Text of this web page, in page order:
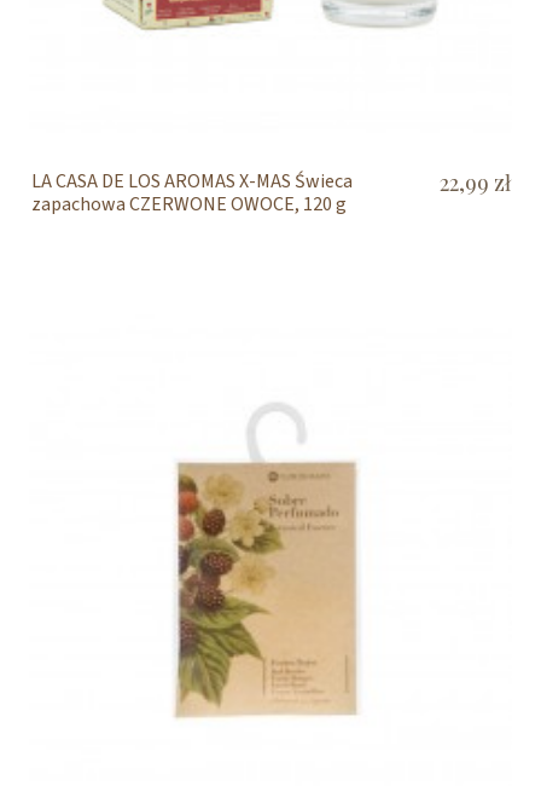
LA CASA DE LOS AROMAS X-MAS Świeca
zapachowa CZERWONE OWOCE, 120 g
22,99 zł